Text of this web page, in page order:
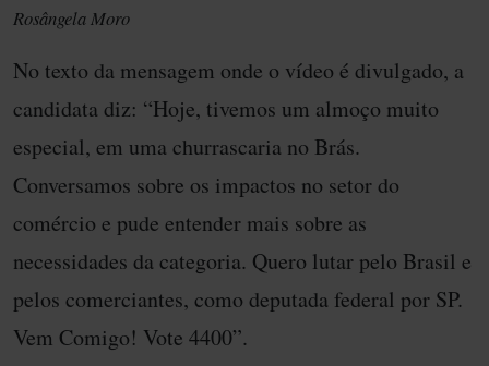
Rosângela Moro
No texto da mensagem onde o vídeo é divulgado, a
candidata diz: “Hoje, tivemos um almoço muito
especial, em uma churrascaria no Brás.
Conversamos sobre os impactos no setor do
comércio e pude entender mais sobre as
necessidades da categoria. Quero lutar pelo Brasil e
pelos comerciantes, como deputada federal por SP.
Vem Comigo! Vote 4400”.